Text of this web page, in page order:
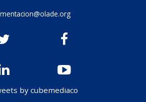
by cubemediaco